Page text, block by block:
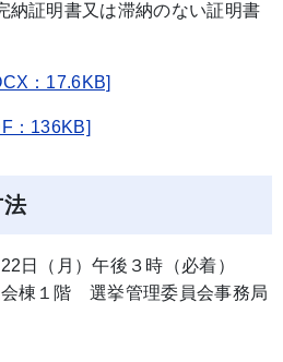
納証明書又は滞納のない証明書
：17.6KB]
：136KB]
日（月）午後３時（必着）
棟１階 選挙管理委員会事務局